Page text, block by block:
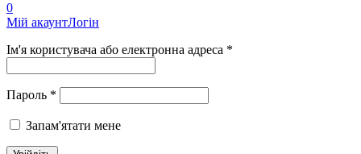
0
Мій акаунтЛогін
Ім'я користувача або електронна адреса *
Пароль *
Запам'ятати мене